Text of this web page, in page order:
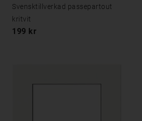
Svensktillverkad passepartout
kritvit
199 kr